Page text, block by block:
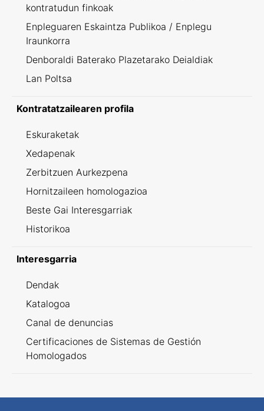
kontratudun finkoak
Enpleguaren Eskaintza Publikoa / Enplegu
Iraunkorra
Denboraldi Baterako Plazetarako Deialdiak
Lan Poltsa
Kontratatzailearen profila
Eskuraketak
Xedapenak
Zerbitzuen Aurkezpena
Hornitzaileen homologazioa
Beste Gai Interesgarriak
Historikoa
Interesgarria
Dendak
Katalogoa
Canal de denuncias
Certificaciones de Sistemas de Gestión
Homologados